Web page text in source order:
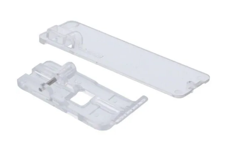
Naaimachines
Tips & tricks
Cadeaubon